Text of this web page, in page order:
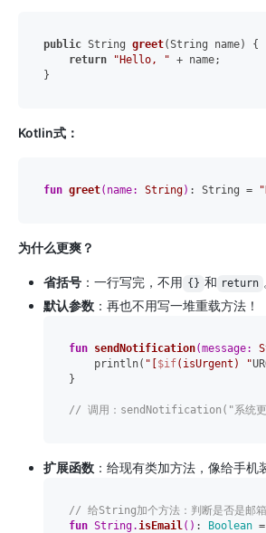
public String greet(String name)
{
return
"Hello, " + name;
Kotlin式：
fun greet(name: String) : String =
为什么更爽？
省括号 ：一行写完，不用 {} 和 return
默认参数 ：再也不用写一堆重载方法！
fun sendNotification(message:
    println(
"[$if(isUrgent) "
}
// 调用：sendNotification("系统
扩展函数 ：给现有类加方法，像给手机
// 给String加个方法：判断是否是邮箱
fun String. isEmail () : Boolean